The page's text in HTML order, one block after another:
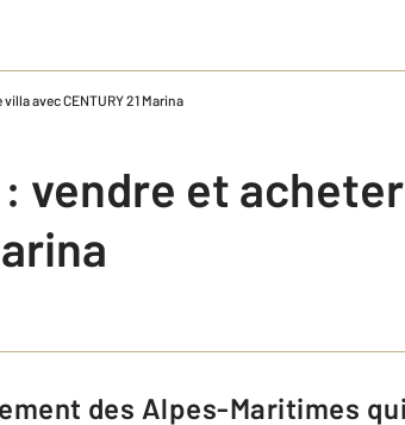
avec CENTURY 21 Marina
vendre et acheter